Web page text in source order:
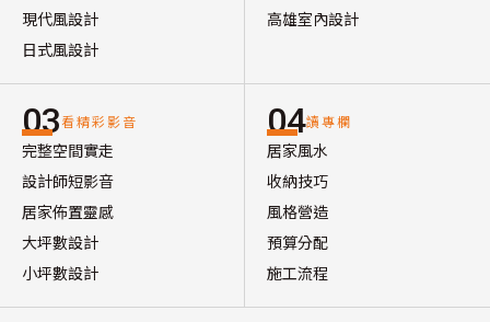
現代風設計
日式風設計
高雄室內設計
03看精彩影音
完整空間實走
設計師短影音
居家佈置靈感
大坪數設計
小坪數設計
04讀專欄
居家風水
收納技巧
風格營造
預算分配
施工流程